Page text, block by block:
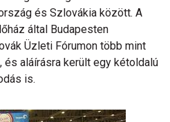
és Szlovákia között. A
által Budapesten
Üzleti Fórumon több mint
aláírásra került egy kétoldalú
is.